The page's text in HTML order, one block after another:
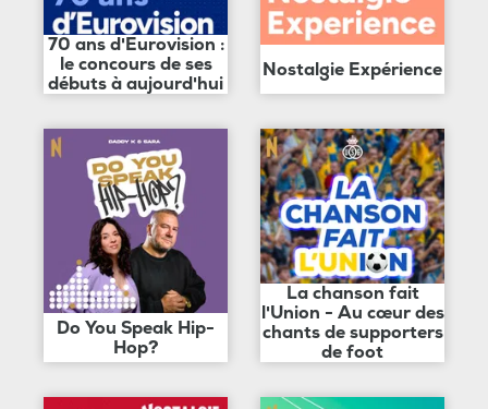
70 ans d'Eurovision :
le concours de ses
débuts à aujourd'hui
Nostalgie Expérience
Do You Speak Hip-
Hop?
La chanson fait
l'Union - Au cœur des
chants de supporters
de foot